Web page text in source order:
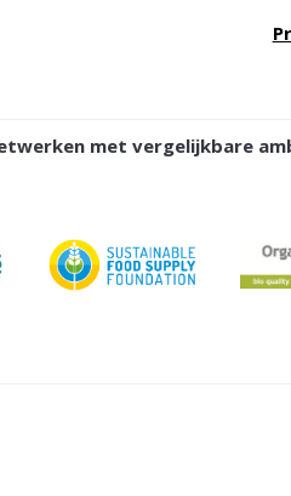
met vergelijkbare